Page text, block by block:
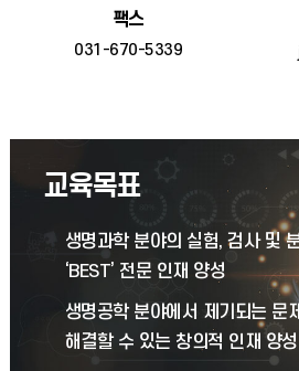
팩스
031-670-5339
교육목표
생명과학 분야의 실험, 검사 및
‘BEST’ 전문 인재 양성
생명공학 분야에서 제기되는 문
해결할 수 있는 창의적 인재 양성